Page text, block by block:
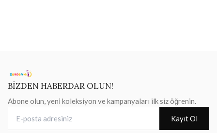
BİZDEN HABERDAR OLUN!
Abone olun, yeni koleksiyon ve kampanyaları ilk siz öğrenin.
Kayıt Ol